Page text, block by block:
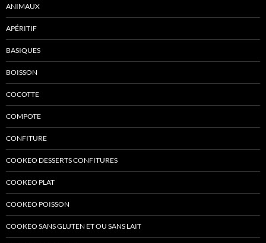
ANIMAUX
APÉRITIF
BASIQUES
BOISSON
COCOTTE
COMPOTE
CONFITURE
COOKEO DESSERTS CONFITURES
COOKEO PLAT
COOKEO POISSON
COOKEO SANS GLUTEN ET OU SANS LAIT